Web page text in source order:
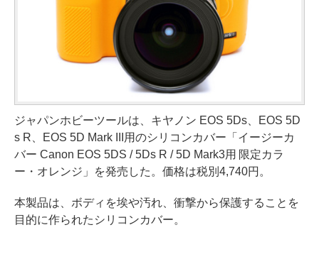
ジャパンホビーツールは、キヤノン EOS 5Ds、EOS 5D
s R、EOS 5D Mark III用のシリコンカバー「イージーカ
バー Canon EOS 5DS / 5Ds R / 5D Mark3用 限定カラ
ー・オレンジ」を発売した。価格は税別4,740円。
本製品は、ボディを埃や汚れ、衝撃から保護することを
目的に作られたシリコンカバー。